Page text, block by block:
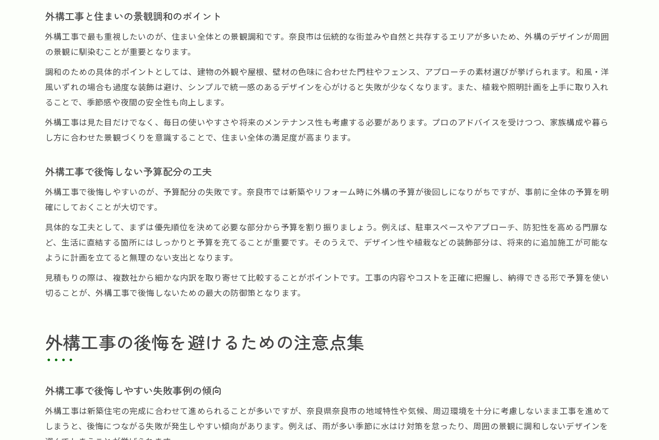
外構工事と住まいの景観調和のポイント
外構工事で最も重視したいのが、住まい全体との景観調和です。奈良市は伝統的な街並みや自然と共存するエリアが多いため、外構のデザインが周囲
の景観に馴染むことが重要となります。
調和のための具体的ポイントとしては、建物の外観や屋根、壁材の色味に合わせた門柱やフェンス、アプローチの素材選びが挙げられます。和風・洋
風いずれの場合も過度な装飾は避け、シンプルで統一感のあるデザインを心がけると失敗が少なくなります。また、植栽や照明計画を上手に取り入れ
ることで、季節感や夜間の安全性も向上します。
外構工事は見た目だけでなく、毎日の使いやすさや将来のメンテナンス性も考慮する必要があります。プロのアドバイスを受けつつ、家族構成や暮ら
し方に合わせた景観づくりを意識することで、住まい全体の満足度が高まります。
外構工事で後悔しない予算配分の工夫
外構工事で後悔しやすいのが、予算配分の失敗です。奈良市では新築やリフォーム時に外構の予算が後回しになりがちですが、事前に全体の予算を明
確にしておくことが大切です。
具体的な工夫として、まずは優先順位を決めて必要な部分から予算を割り振りましょう。例えば、駐車スペースやアプローチ、防犯性を高める門扉な
ど、生活に直結する箇所にはしっかりと予算を充てることが重要です。そのうえで、デザイン性や植栽などの装飾部分は、将来的に追加施工が可能な
ように計画を立てると無理のない支出となります。
見積もりの際は、複数社から細かな内訳を取り寄せて比較することがポイントです。工事の内容やコストを正確に把握し、納得できる形で予算を使い
切ることが、外構工事で後悔しないための最大の防御策となります。
外構工事の後悔を避けるための注意点集
外構工事で後悔しやすい失敗事例の傾向
外構工事は新築住宅の完成に合わせて進められることが多いですが、奈良県奈良市の地域特性や気候、周辺環境を十分に考慮しないまま工事を進めて
しまうと、後悔につながる失敗が発生しやすい傾向があります。例えば、雨が多い季節に水はけ対策を怠ったり、周囲の景観に調和しないデザインを